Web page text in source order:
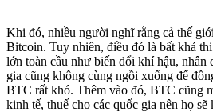
Khi đó, nhiều người nghĩ rằng cả thế
Bitcoin. Tuy nhiên, điều đó là bất khả
lớn toàn cầu như biến đổi khí hậu, nhân
gia cũng không cùng ngồi xuống để
BTC rất khó. Thêm vào đó, BTC cũng
kinh tế, thuế cho các quốc gia nên họ sẽ